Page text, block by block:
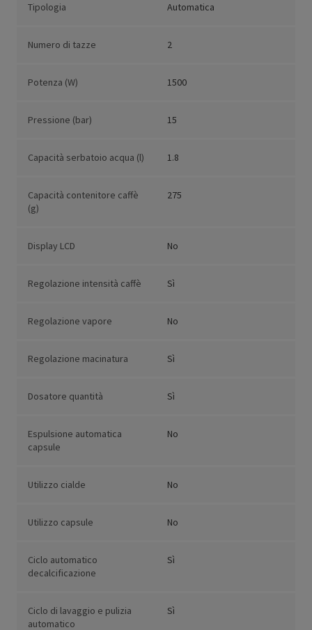
Tipologia Automatica
Numero di tazze 2
Potenza (W) 1500
Pressione (bar) 15
Capacità serbatoio acqua (l) 1.8
Capacità contenitore caffè
(g)
275
Display LCD No
Regolazione intensità caffè Sì
Regolazione vapore No
Regolazione macinatura Sì
Dosatore quantità Sì
Espulsione automatica
capsule
No
Utilizzo cialde No
Utilizzo capsule No
Ciclo automatico
decalcificazione
Sì
Ciclo di lavaggio e pulizia
automatico
Sì